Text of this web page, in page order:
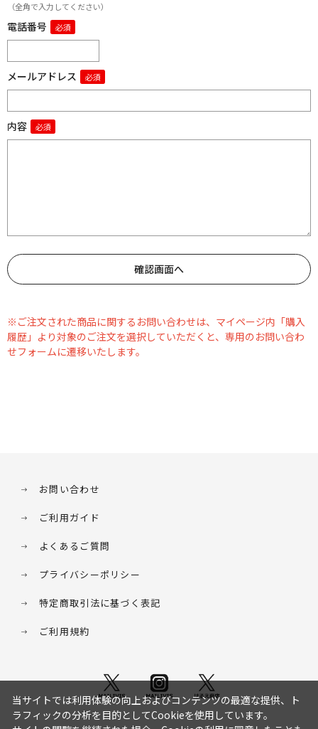
（全角で入力してください）
電話番号
メールアドレス
内容
※ご注文された商品に関するお問い合わせは、マイページ内「購入
履歴」より対象のご注文を選択していただくと、専用のお問い合わ
せフォームに遷移いたします。
お問い合わせ
ご利用ガイド
よくあるご質問
プライバシーポリシー
特定商取引法に基づく表記
ご利用規約
当サイトでは利用体験の向上およびコンテンツの最適な提供、ト
ラフィックの分析を目的としてCookieを使用しています。